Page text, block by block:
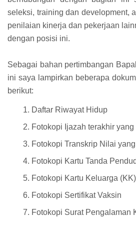
seleksi, training dan development,
penilaian kinerja dan pekerjaan
dengan posisi ini.
Sebagai bahan pertimbangan
ini saya lampirkan beberapa
berikut:
Daftar Riwayat Hidup
Fotokopi Ijazah terakhir
Fotokopi Transkrip Nilai
Fotokopi Kartu Tanda
Fotokopi Kartu Keluarga (KK)
Fotokopi Sertifikat Vaksin
Fotokopi Surat Pengalaman